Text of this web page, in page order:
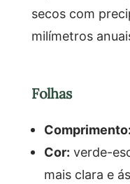
secos com
milímetros
Folhas
Comprimento:
Cor: verde-
mais clara e